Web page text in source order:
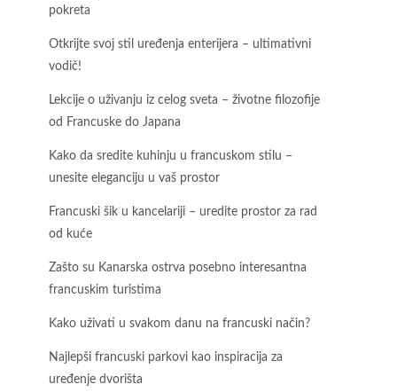
pokreta
Otkrijte svoj stil uređenja enterijera – ultimativni
vodič!
Lekcije o uživanju iz celog sveta – životne filozofije
od Francuske do Japana
Kako da sredite kuhinju u francuskom stilu –
unesite eleganciju u vaš prostor
Francuski šik u kancelariji – uredite prostor za rad
od kuće
Zašto su Kanarska ostrva posebno interesantna
francuskim turistima
Kako uživati u svakom danu na francuski način?
Najlepši francuski parkovi kao inspiracija za
uređenje dvorišta